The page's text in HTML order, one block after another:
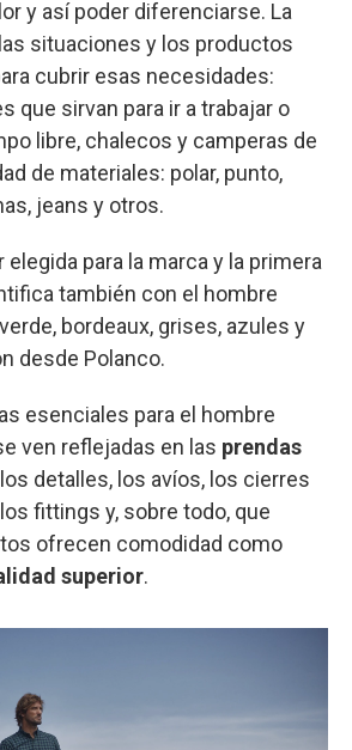
y así poder diferenciarse. La
situaciones y los productos
cubrir esas necesidades:
que sirvan para ir a trabajar o
libre, chalecos y camperas de
de materiales: polar, punto,
jeans y otros.
elegida para la marca y la primera
también con el hombre
bordeaux, grises, azules y
desde Polanco.
esenciales para el hombre
ven reflejadas en las prendas
detalles, los avíos, los cierres
fittings y, sobre todo, que
ofrecen comodidad como
superior.